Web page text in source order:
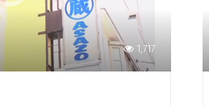
1,717